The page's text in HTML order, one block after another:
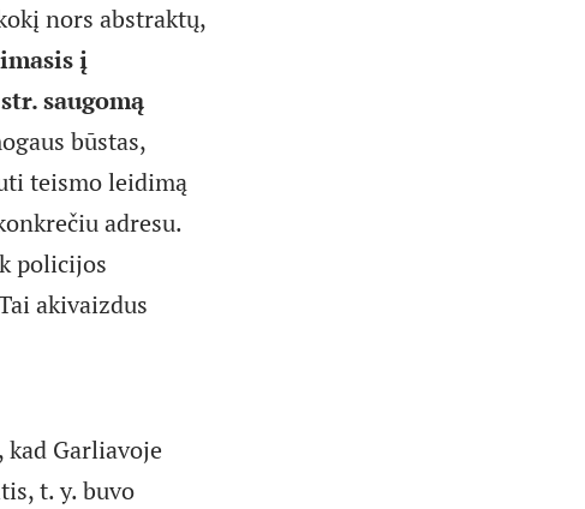
nors abstraktų,
į
saugomą
būstas,
teismo leidimą
adresu.
policijos
akivaizdus
Garliavoje
t. y. buvo